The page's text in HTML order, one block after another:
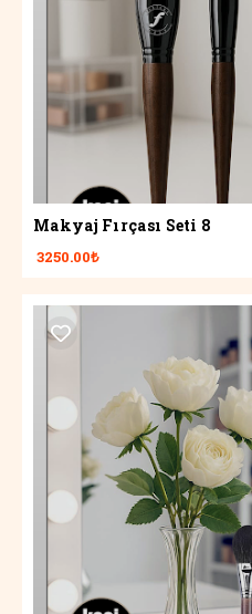
Makyaj Fırçası Seti 8
3250.00₺